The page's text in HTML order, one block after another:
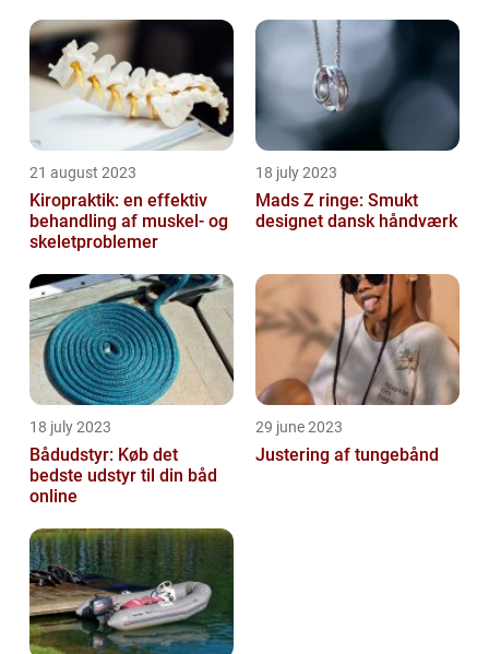
21 august 2023
Kiropraktik: en effektiv
behandling af muskel- og
skeletproblemer
18 july 2023
Mads Z ringe: Smukt
designet dansk håndværk
18 july 2023
Bådudstyr: Køb det
bedste udstyr til din båd
online
29 june 2023
Justering af tungebånd